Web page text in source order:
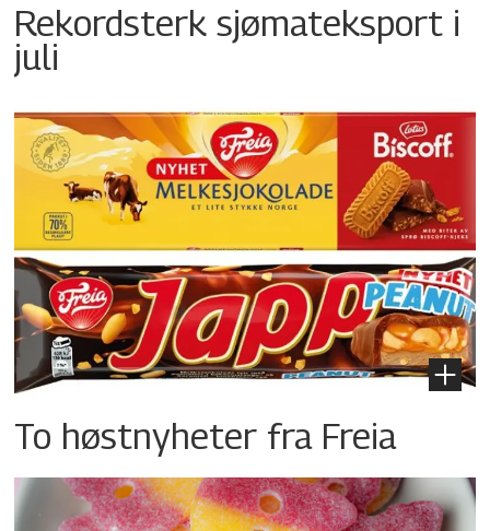
Rekordsterk sjømateksport i
juli
To høstnyheter fra Freia